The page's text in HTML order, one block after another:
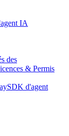
IA
des
& Permis
SDK d'agent